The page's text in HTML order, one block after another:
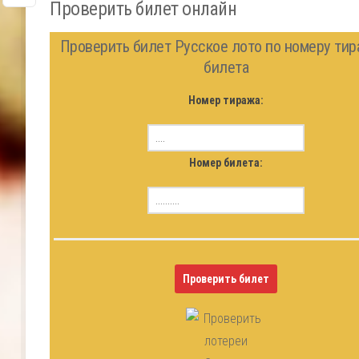
Проверить билет онлайн
Проверить билет Русское лото по номеру
билета
Номер тиража:
Номер билета:
Проверить билет